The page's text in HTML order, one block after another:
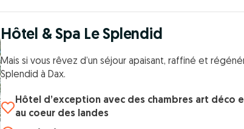
Hôtel & Spa Le Splendid
Mais si vous rêvez d’un séjour apaisant, raffiné et
Splendid à Dax.
Hôtel d’exception avec des chambres art déco
au coeur des landes